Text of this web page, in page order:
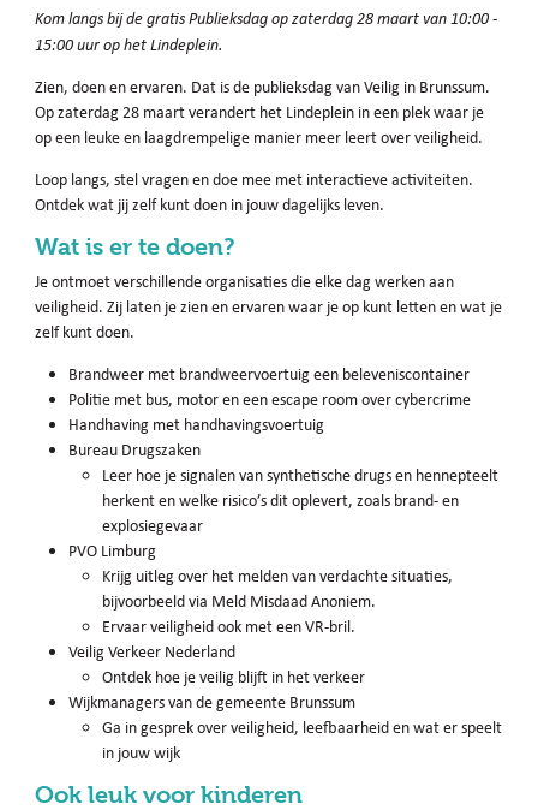
Kom langs bij de gratis Publieksdag op zaterdag 28 maart van 10:00 -
15:00 uur op het Lindeplein.
Zien, doen en ervaren. Dat is de publieksdag van Veilig in Brunssum.
Op zaterdag 28 maart verandert het Lindeplein in een plek waar je
op een leuke en laagdrempelige manier meer leert over veiligheid.
Loop langs, stel vragen en doe mee met interactieve activiteiten.
Ontdek wat jij zelf kunt doen in jouw dagelijks leven.
Wat is er te doen?
Je ontmoet verschillende organisaties die elke dag werken aan
veiligheid. Zij laten je zien en ervaren waar je op kunt letten en wat je
zelf kunt doen.
Brandweer met brandweervoertuig een beleveniscontainer
Politie met bus, motor en een escape room over cybercrime
Handhaving met handhavingsvoertuig
Bureau Drugszaken
Leer hoe je signalen van synthetische drugs en hennepteelt
herkent en welke risico’s dit oplevert, zoals brand- en
explosiegevaar
PVO Limburg
Krijg uitleg over het melden van verdachte situaties,
bijvoorbeeld via Meld Misdaad Anoniem.
Ervaar veiligheid ook met een VR-bril.
Veilig Verkeer Nederland
Ontdek hoe je veilig blijft in het verkeer
Wijkmanagers van de gemeente Brunssum
Ga in gesprek over veiligheid, leefbaarheid en wat er speelt
in jouw wijk
Ook leuk voor kinderen